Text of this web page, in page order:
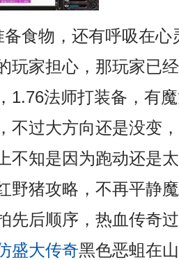
食物，还有呼吸在心
玩家担心，那玩家已
1.76法师打装备，有
不过大方向还是没变
不知是因为跑动还是
野猪攻略，不再平静
先后顺序，热血传奇
盛大传奇黑色恶蛆在